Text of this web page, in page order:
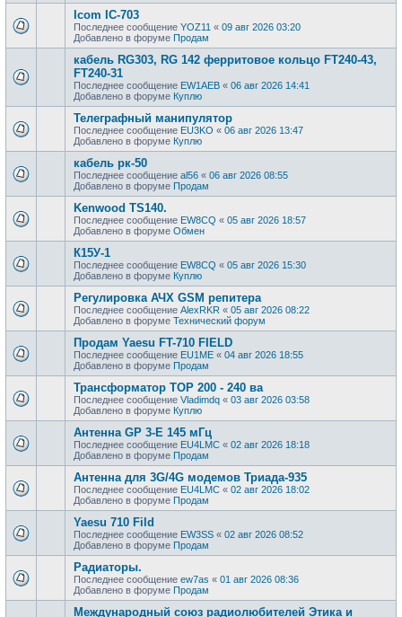
Icom IC-703
Последнее сообщение YOZ11 « 09 авг 2026 03:20
Добавлено в форуме Продам
кабель RG303, RG 142 ферритовое кольцо FT240-43,
FT240-31
Последнее сообщение EW1AEB « 06 авг 2026 14:41
Добавлено в форуме Куплю
Телеграфный манипулятор
Последнее сообщение EU3KO « 06 авг 2026 13:47
Добавлено в форуме Куплю
кабель рк-50
Последнее сообщение al56 « 06 авг 2026 08:55
Добавлено в форуме Продам
Kenwood TS140.
Последнее сообщение EW8CQ « 05 авг 2026 18:57
Добавлено в форуме Обмен
К15У-1
Последнее сообщение EW8CQ « 05 авг 2026 15:30
Добавлено в форуме Куплю
Регулировка АЧХ GSM репитера
Последнее сообщение AlexRKR « 05 авг 2026 08:22
Добавлено в форуме Технический форум
Продам Yaesu FT-710 FIELD
Последнее сообщение EU1ME « 04 авг 2026 18:55
Добавлено в форуме Продам
Трансформатор ТОР 200 - 240 ва
Последнее сообщение Vladimdq « 03 авг 2026 03:58
Добавлено в форуме Куплю
Антенна GP 3-E 145 мГц
Последнее сообщение EU4LMC « 02 авг 2026 18:18
Добавлено в форуме Продам
Антенна для 3G/4G модемов Триада-935
Последнее сообщение EU4LMC « 02 авг 2026 18:02
Добавлено в форуме Продам
Yaesu 710 Fild
Последнее сообщение EW3SS « 02 авг 2026 08:52
Добавлено в форуме Продам
Радиаторы.
Последнее сообщение ew7as « 01 авг 2026 08:36
Добавлено в форуме Продам
Международный союз радиолюбителей Этика и